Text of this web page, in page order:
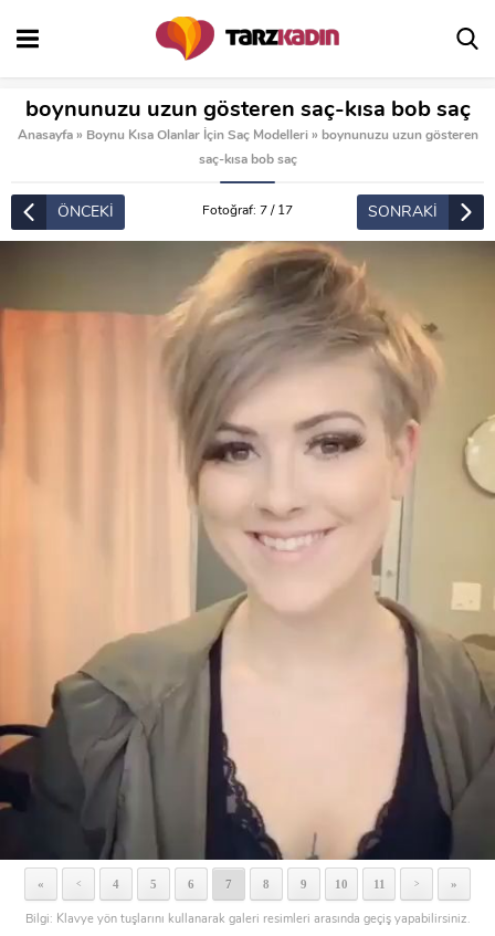
boynunuzu uzun gösteren saç-kısa bob saç
Anasayfa » Boynu Kısa Olanlar İçin Saç Modelleri » boynunuzu uzun gösteren
saç-kısa bob saç
ÖNCEKİ Fotoğraf: 7 / 17 SONRAKİ
« < 4 5 6 7 8 9 10 11 > »
Bilgi: Klavye yön tuşlarını kullanarak galeri resimleri arasında geçiş yapabilirsiniz.